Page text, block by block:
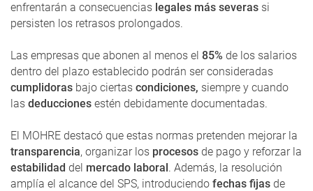
enfrentarán a consecuencias legales más severas si
persisten los retrasos prolongados.
Las empresas que abonen al menos el 85% de los salarios
dentro del plazo establecido podrán ser consideradas
cumplidoras bajo ciertas condiciones, siempre y cuando
las deducciones estén debidamente documentadas.
El MOHRE destacó que estas normas pretenden mejorar la
transparencia, organizar los procesos de pago y reforzar la
estabilidad del mercado laboral. Además, la resolución
amplía el alcance del SPS, introduciendo fechas fijas de